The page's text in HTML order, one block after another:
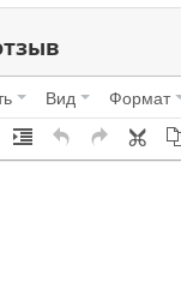
Вид Формат